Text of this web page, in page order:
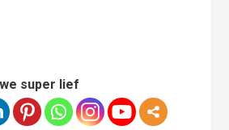
super lief